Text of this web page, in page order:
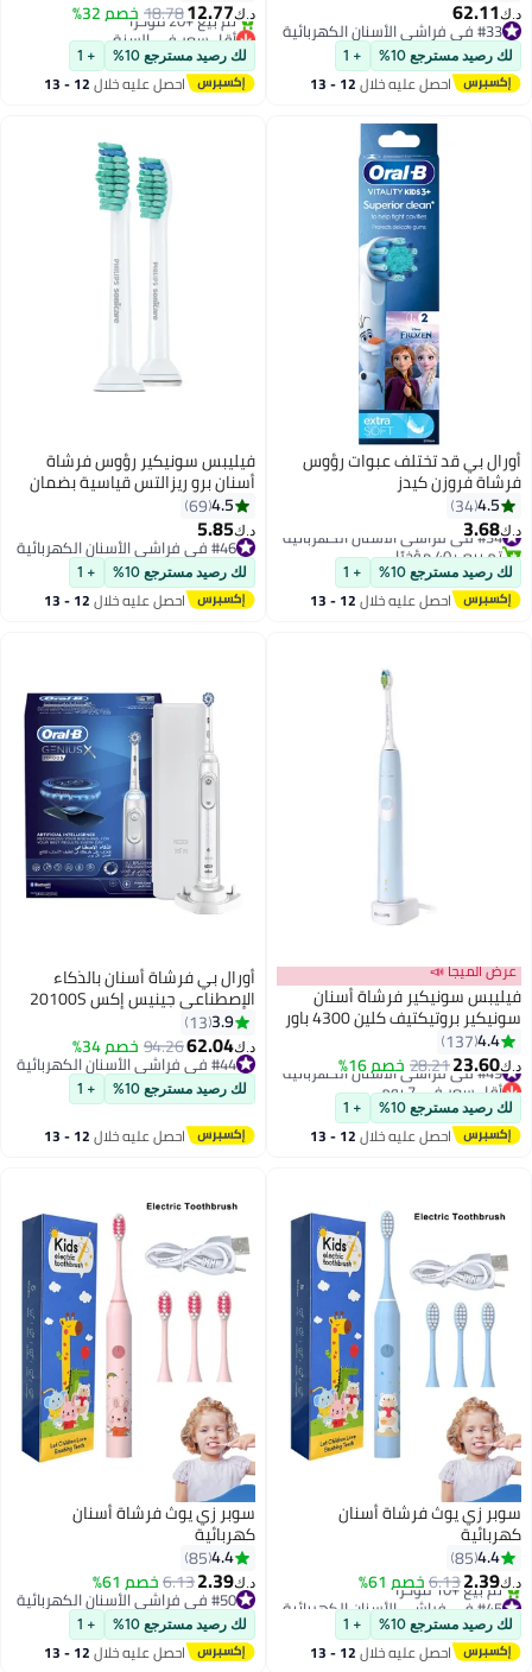
الاصطناعي والتحكم الأمثل في
الضغط وواجهة LED واتصال بلوتوث
و5 أوضاع تشغيل – أبيض
د.ك‏62.11
#33 في فراشي الأسنان الكهربائية
#33 في فراشي الأسنان الكهربائية
لك رصيد مسترجع 10% + 1
احصل عليه خلال 12 - 13
د.ك‏12.77
18.78خصم 32%
أقل سعر في السنة
باقي 1 وحدات في المخزون
تم بيع +20 مؤخرًا
أقل سعر في السنة
لك رصيد مسترجع 10% + 1
احصل عليه خلال 12 - 13
أورال بي قد تختلف عبوات رؤوس
فرشاة فروزن كيدز
4.5
34
د.ك‏3.68
#34 في فراشي الأسنان الكهربائية
تم بيع +40 مؤخرًا
#34 في فراشي الأسنان الكهربائية
لك رصيد مسترجع 10% + 1
احصل عليه خلال 12 - 13
فيليبس سونيكير رؤوس فرشاة
أسنان برو ريزالتس قياسية بضمان
سنتين
4.5
69
د.ك‏5.85
#46 في فراشي الأسنان الكهربائية
#46 في فراشي الأسنان الكهربائية
لك رصيد مسترجع 10% + 1
احصل عليه خلال 12 - 13
عرض الميجا 📣
فيليبس سونيكير فرشاة أسنان
سونيكير بروتيكتيف كلين 4300 باور
باللون الأزرق أزرق
4.4
137
د.ك‏23.60
28.21خصم 16% #49 في فراشي الأسنان الكهربائية
أقل سعر في 7 يوم
#49 في فراشي الأسنان الكهربائية
لك رصيد مسترجع 10% + 1
احصل عليه خلال 12 - 13
أورال بي فرشاة أسنان بالذكاء
الإصطناعي جينيس إكس 20100S
قابلة للشحن أبيض
3.9
13
د.ك‏62.04
94.26خصم 34%
#44 في فراشي الأسنان الكهربائية
#44 في فراشي الأسنان الكهربائية
لك رصيد مسترجع 10% + 1
احصل عليه خلال 12 - 13
سوبر زي يوث فرشاة أسنان
كهربائية
4.4
85
د.ك‏2.39
6.13خصم 61%
#45 في فراشي الأسنان الكهربائية
بتخلّص بسرعة
تم بيع +10 مؤخرًا
#45 في فراشي الأسنان الكهربائية
لك رصيد مسترجع 10% + 1
احصل عليه خلال 12 - 13
سوبر زي يوث فرشاة أسنان
كهربائية
4.4
85
د.ك‏2.39
6.13خصم 61%
#50 في فراشي الأسنان الكهربائية
#50 في فراشي الأسنان الكهربائية
لك رصيد مسترجع 10% + 1
احصل عليه خلال 12 - 13